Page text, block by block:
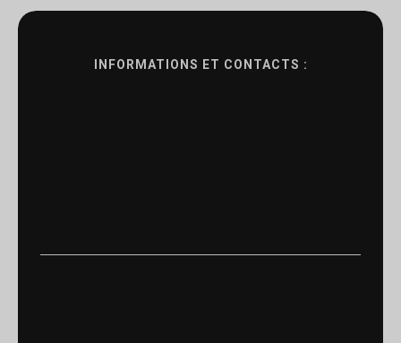
INFORMATIONS ET CONTACTS :